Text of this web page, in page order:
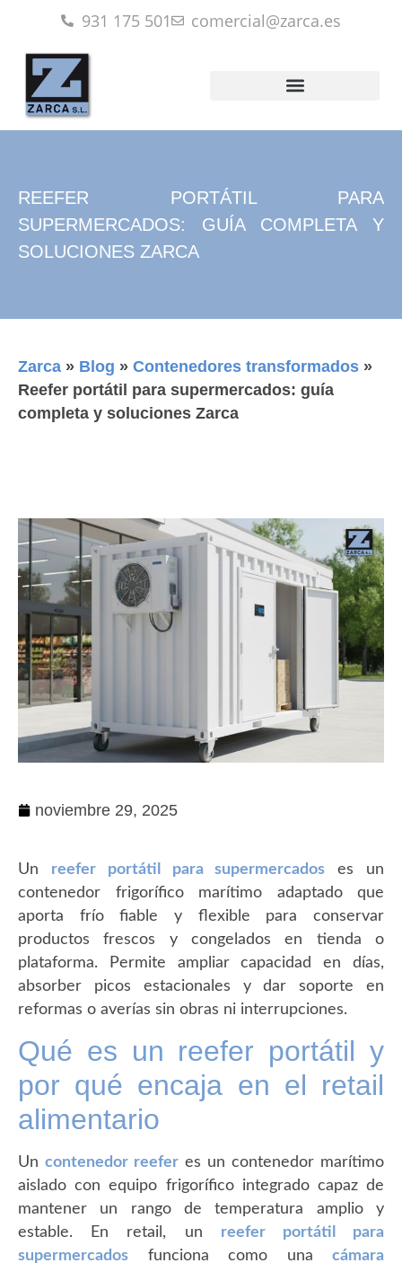
931 175 501 comercial@zarca.es
REEFER PORTÁTIL PARA
SUPERMERCADOS: GUÍA COMPLETA Y
SOLUCIONES ZARCA
Zarca » Blog » Contenedores transformados »
Reefer portátil para supermercados: guía
completa y soluciones Zarca
noviembre 29, 2025
Un reefer portátil para supermercados es un
contenedor frigorífico marítimo adaptado que
aporta frío fiable y flexible para conservar
productos frescos y congelados en tienda o
plataforma. Permite ampliar capacidad en días,
absorber picos estacionales y dar soporte en
reformas o averías sin obras ni interrupciones.
Qué es un reefer portátil y
por qué encaja en el retail
alimentario
Un contenedor reefer es un contenedor marítimo
aislado con equipo frigorífico integrado capaz de
mantener un rango de temperatura amplio y
estable. En retail, un reefer portátil para
supermercados funciona como una cámara